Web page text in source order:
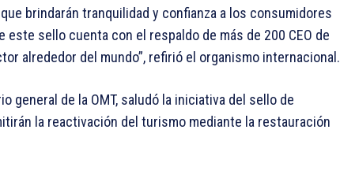
brindarán tranquilidad y confianza a los consumidores
sello cuenta con el respaldo de más de 200 CEO de
alrededor del mundo”, refirió el organismo internacional.
general de la OMT, saludó la iniciativa del sello de
la reactivación del turismo mediante la restauración